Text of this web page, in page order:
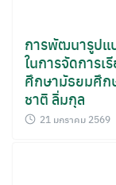
การพัฒนารูปแ
ในการจัดการ
ศึกษามัธยมศึก
ชาติ ลิ่มกุล
21 มกราคม 2569